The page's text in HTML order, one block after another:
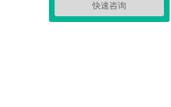
快速咨询